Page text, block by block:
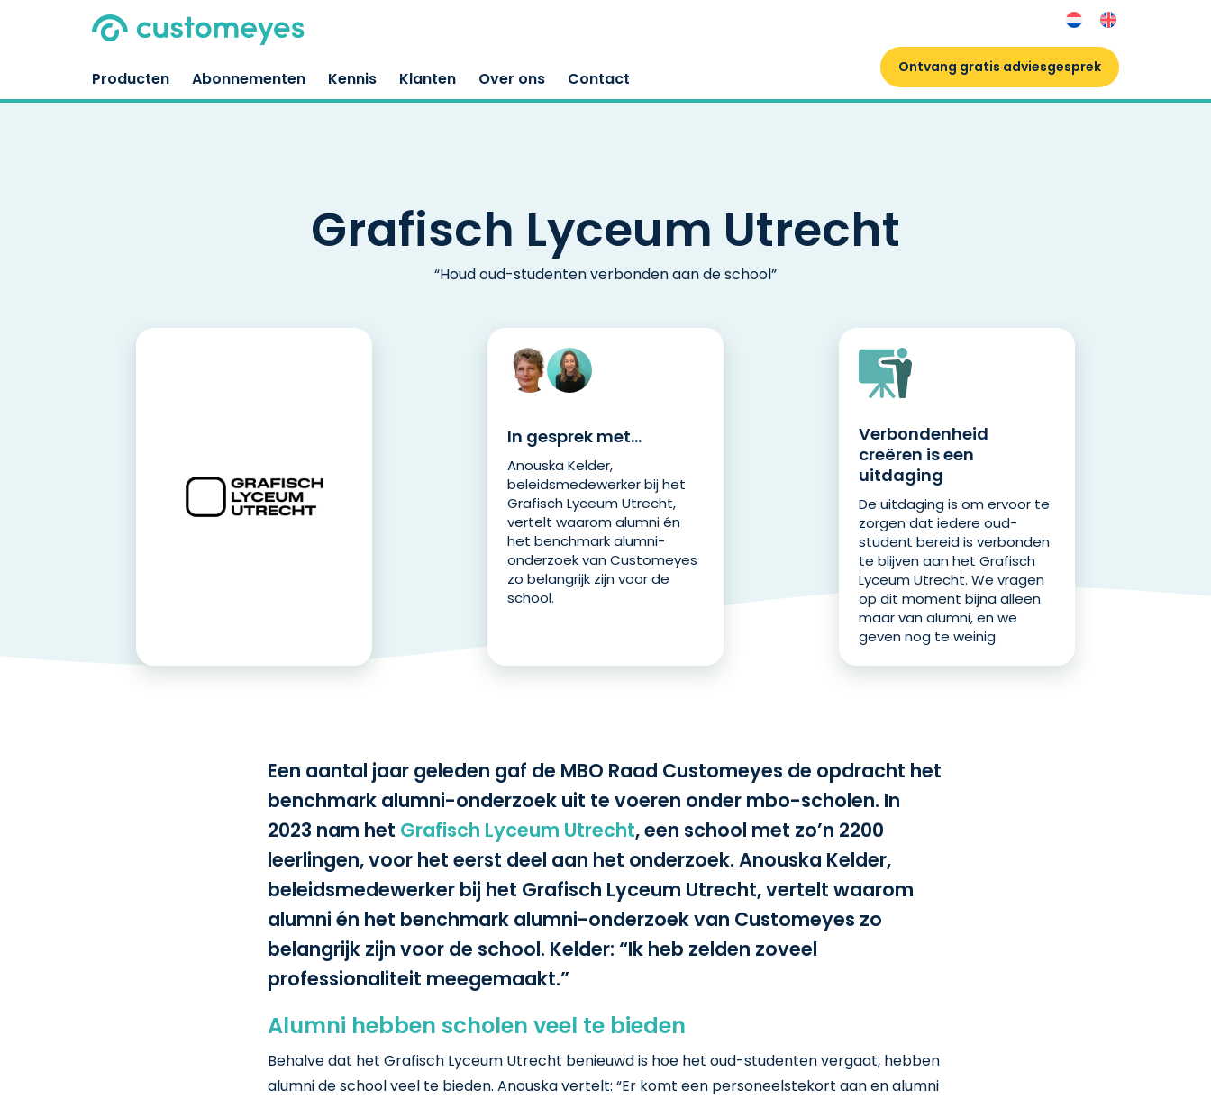
Producten Abonnementen Kennis Klanten Over ons Contact
Ontvang gratis adviesgesprek
Grafisch Lyceum Utrecht
“Houd oud-studenten verbonden aan de school”
In gesprek met…
Anouska Kelder,
beleidsmedewerker bij het
Grafisch Lyceum Utrecht,
vertelt waarom alumni én
het benchmark alumni-
onderzoek van Customeyes
zo belangrijk zijn voor de
school.
Verbondenheid
creëren is een
uitdaging
De uitdaging is om ervoor te
zorgen dat iedere oud-
student bereid is verbonden
te blijven aan het Grafisch
Lyceum Utrecht. We vragen
op dit moment bijna alleen
maar van alumni, en we
geven nog te weinig
Een aantal jaar geleden gaf de MBO Raad Customeyes de opdracht het
benchmark alumni-onderzoek uit te voeren onder mbo-scholen. In
2023 nam het Grafisch Lyceum Utrecht, een school met zo’n 2200
leerlingen, voor het eerst deel aan het onderzoek. Anouska Kelder,
beleidsmedewerker bij het Grafisch Lyceum Utrecht, vertelt waarom
alumni én het benchmark alumni-onderzoek van Customeyes zo
belangrijk zijn voor de school. Kelder: “Ik heb zelden zoveel
professionaliteit meegemaakt.”
Alumni hebben scholen veel te bieden
Behalve dat het Grafisch Lyceum Utrecht benieuwd is hoe het oud-studenten vergaat, hebben
alumni de school veel te bieden. Anouska vertelt: “Er komt een personeelstekort aan en alumni